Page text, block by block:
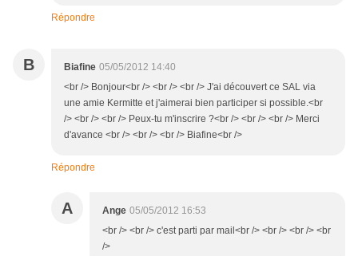
Répondre
B Biafine 05/05/2012 14:40
<br /> Bonjour<br /> <br /> <br /> J'ai découvert ce SAL via
une amie Kermitte et j'aimerai bien participer si possible.<br
/> <br /> <br /> Peux-tu m'inscrire ?<br /> <br /> <br /> Merci
d'avance <br /> <br /> <br /> Biafine<br />
Répondre
A Ange 05/05/2012 16:53
<br /> <br /> c'est parti par mail<br /> <br /> <br /> <br
/>